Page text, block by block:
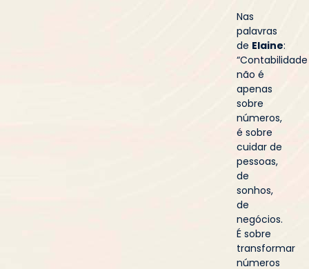
Nas
palavras
de Elaine:
“Contabilidade
não é
apenas
sobre
números,
é sobre
cuidar de
pessoas,
de
sonhos,
de
negócios.
É sobre
transformar
números